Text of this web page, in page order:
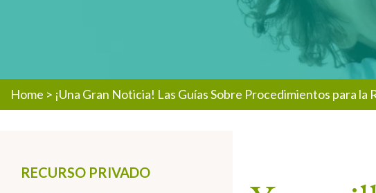
Home > ¡Una Gran Noticia! Las Guías Sobre Procedimientos para
RECURSO PRIVADO